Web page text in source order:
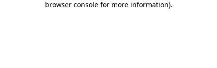
browser console for more information).